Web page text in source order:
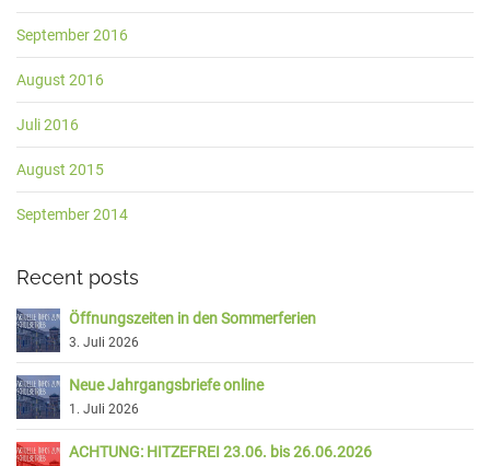
September 2016
August 2016
Juli 2016
August 2015
September 2014
Recent posts
Öffnungszeiten in den Sommerferien
3. Juli 2026
Neue Jahrgangsbriefe online
1. Juli 2026
ACHTUNG: HITZEFREI 23.06. bis 26.06.2026